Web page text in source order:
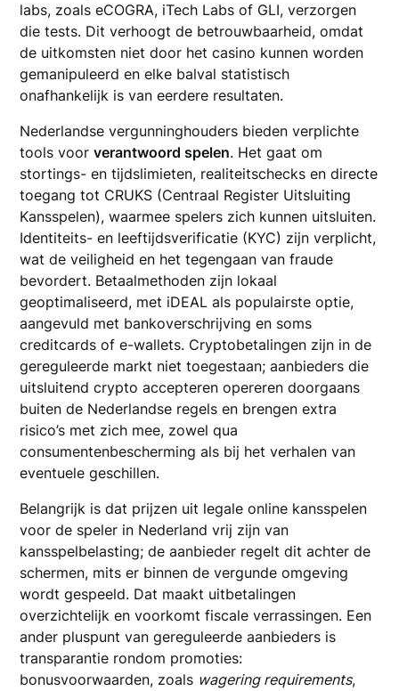
labs, zoals eCOGRA, iTech Labs of GLI, verzorgen
die tests. Dit verhoogt de betrouwbaarheid, omdat
de uitkomsten niet door het casino kunnen worden
gemanipuleerd en elke balval statistisch
onafhankelijk is van eerdere resultaten.
Nederlandse vergunninghouders bieden verplichte
tools voorverantwoord spelen. Het gaat om
stortings- en tijdslimieten, realiteitschecks en directe
toegang tot CRUKS (Centraal Register Uitsluiting
Kansspelen), waarmee spelers zich kunnen uitsluiten.
Identiteits- en leeftijdsverificatie (KYC) zijn verplicht,
wat de veiligheid en het tegengaan van fraude
bevordert. Betaalmethoden zijn lokaal
geoptimaliseerd, met iDEAL als populairste optie,
aangevuld met bankoverschrijving en soms
creditcards of e-wallets. Cryptobetalingen zijn in de
gereguleerde markt niet toegestaan; aanbieders die
uitsluitend crypto accepteren opereren doorgaans
buiten de Nederlandse regels en brengen extra
risico’s met zich mee, zowel qua
consumentenbescherming als bij het verhalen van
eventuele geschillen.
Belangrijk is dat prijzen uit legale online kansspelen
voor de speler in Nederland vrij zijn van
kansspelbelasting; de aanbieder regelt dit achter de
schermen, mits er binnen de vergunde omgeving
wordt gespeeld. Dat maakt uitbetalingen
overzichtelijk en voorkomt fiscale verrassingen. Een
ander pluspunt van gereguleerde aanbieders is
transparantie rondom promoties:
bonusvoorwaarden, zoals wagering requirements,